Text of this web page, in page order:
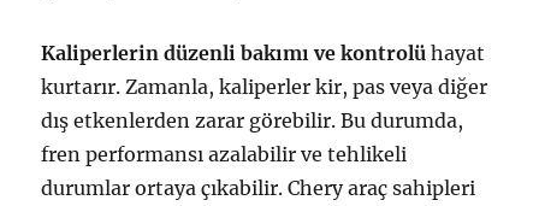
Kaliperlerin düzenli bakımı ve kontrolü hayat
kurtarır. Zamanla, kaliperler kir, pas veya diğer
dış etkenlerden zarar görebilir. Bu durumda,
fren performansı azalabilir ve tehlikeli
durumlar ortaya çıkabilir. Chery araç sahipleri